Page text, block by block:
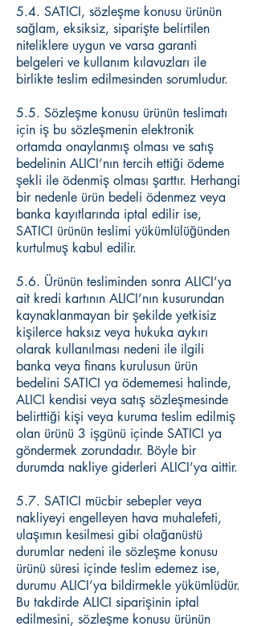
5.4. SATICI, sözleşme konusu ürünün
sağlam, eksiksiz, siparişte belirtilen
niteliklere uygun ve varsa garanti
belgeleri ve kullanım kılavuzları ile
birlikte teslim edilmesinden sorumludur.
5.5. Sözleşme konusu ürünün teslimatı
için iş bu sözleşmenin elektronik
ortamda onaylanmış olması ve satış
bedelinin ALICI’nın tercih ettiği ödeme
şekli ile ödenmiş olması şarttır. Herhangi
bir nedenle ürün bedeli ödenmez veya
banka kayıtlarında iptal edilir ise,
SATICI ürünün teslimi yükümlülüğünden
kurtulmuş kabul edilir.
5.6. Ürünün tesliminden sonra ALICI’ya
ait kredi kartının ALICI’nın kusurundan
kaynaklanmayan bir şekilde yetkisiz
kişilerce haksız veya hukuka aykırı
olarak kullanılması nedeni ile ilgili
banka veya finans kurulusun ürün
bedelini SATICI ya ödememesi halinde,
ALICI kendisi veya satış sözleşmesinde
belirttiği kişi veya kuruma teslim edilmiş
olan ürünü 3 işgünü içinde SATICI ya
göndermek zorundadır. Böyle bir
durumda nakliye giderleri ALICI’ya aittir.
5.7. SATICI mücbir sebepler veya
nakliyeyi engelleyen hava muhalefeti,
ulaşımın kesilmesi gibi olağanüstü
durumlar nedeni ile sözleşme konusu
ürünü süresi içinde teslim edemez ise,
durumu ALICI’ya bildirmekle yükümlüdür.
Bu takdirde ALICI siparişinin iptal
edilmesini, sözleşme konusu ürünün